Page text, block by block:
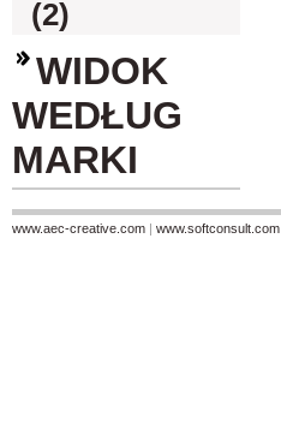
(2)
WIDOK
WEDŁUG
MARKI
www.aec-creative.com | www.softconsult.com